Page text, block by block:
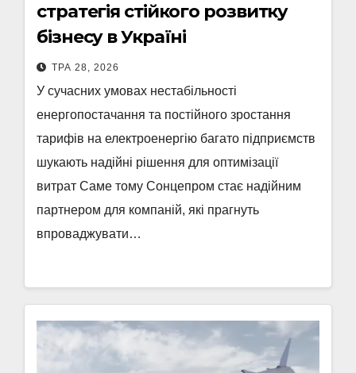
стратегія стійкого розвитку
бізнесу в Україні
ТРА 28, 2026
У сучасних умовах нестабільності
енергопостачання та постійного зростання
тарифів на електроенергію багато підприємств
шукають надійні рішення для оптимізації
витрат Саме тому Сонцепром стає надійним
партнером для компаній, які прагнуть
впроваджувати…